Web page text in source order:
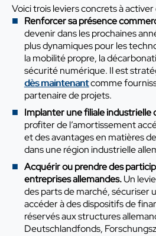
Voici trois leviers concrets à activer
Renforcer sa présence
devenir dans les prochaines
plus dynamiques pour les
la mobilité propre, la
sécurité numérique. Il est
dès maintenantcomme
partenaire de projets.
Implanter une filiale industrielle
profiter de l’amortissement
et des avantages en matières
dans une région industrielle
Acquérir ou prendre des
entreprises allemandes.Un
des parts de marché, sécuriser
accéder à des dispositifs de
réservés aux structures
Deutschlandfonds,